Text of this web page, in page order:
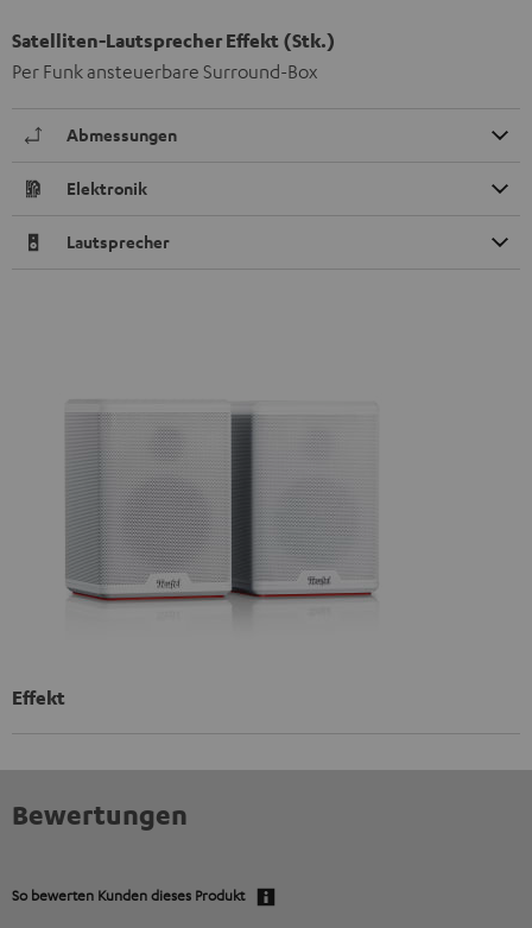
Satelliten-Lautsprecher Effekt (Stk.)
Per Funk ansteuerbare Surround-Box
Abmessungen
Elektronik
Lautsprecher
Effekt
Bewertungen
So bewerten Kunden dieses Produkt